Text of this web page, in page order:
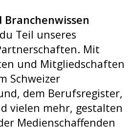
Teil unseres
Mit
und Mitgliedschaften
Schweizer
dem Berufsregister,
vielen mehr, gestalten
Medienschaffenden